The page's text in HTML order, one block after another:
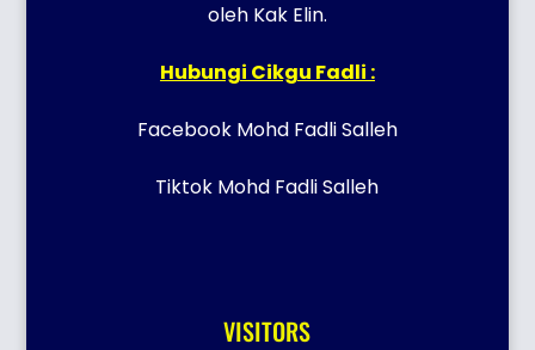
oleh Kak Elin.
Hubungi Cikgu Fadli :
Facebook Mohd Fadli Salleh
Tiktok Mohd Fadli Salleh
VISITORS